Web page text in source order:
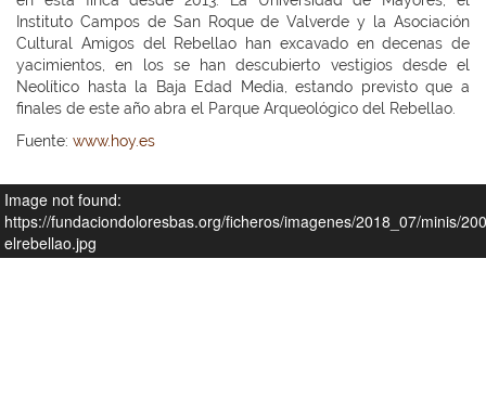
Instituto Campos de San Roque de Valverde y la Asociación
Cultural Amigos del Rebellao han excavado en decenas de
yacimientos, en los se han descubierto vestigios desde el
Neolítico hasta la Baja Edad Media, estando previsto que a
finales de este año abra el Parque Arqueológico del Rebellao.
Fuente: www.hoy.es
Image not found:
https://fundaciondoloresbas.org/ficheros/imagenes/2018_07/minis/
elrebellao.jpg